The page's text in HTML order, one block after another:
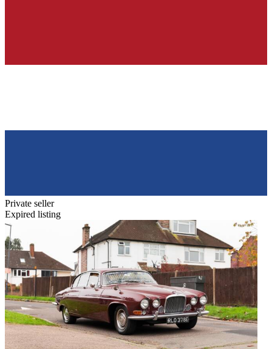
Private seller
Expired listing